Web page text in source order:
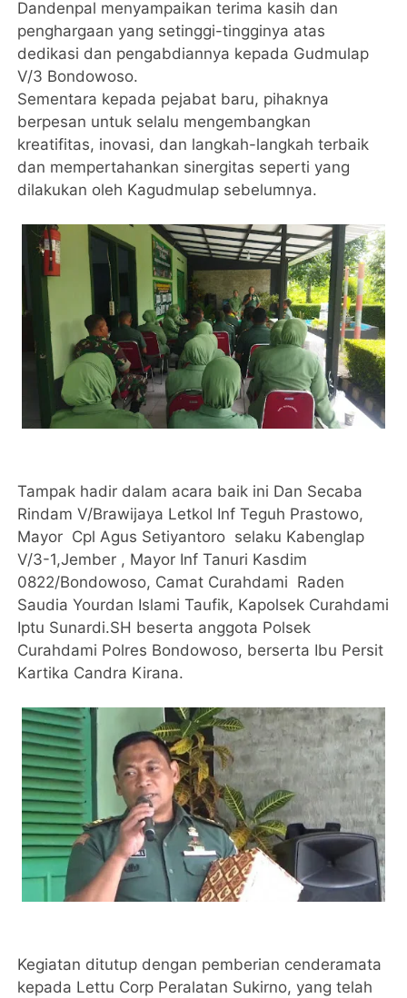
Dandenpal menyampaikan terima kasih dan
penghargaan yang setinggi-tingginya atas
dedikasi dan pengabdiannya kepada Gudmulap
V/3 Bondowoso.
Sementara kepada pejabat baru, pihaknya
berpesan untuk selalu mengembangkan
kreatifitas, inovasi, dan langkah-langkah terbaik
dan mempertahankan sinergitas seperti yang
dilakukan oleh Kagudmulap sebelumnya.
Tampak hadir dalam acara baik ini Dan Secaba
Rindam V/Brawijaya Letkol Inf Teguh Prastowo,
Mayor Cpl Agus Setiyantoro selaku Kabenglap
V/3-1,Jember , Mayor Inf Tanuri Kasdim
0822/Bondowoso, Camat Curahdami Raden
Saudia Yourdan Islami Taufik, Kapolsek Curahdami
Iptu Sunardi.SH beserta anggota Polsek
Curahdami Polres Bondowoso, berserta Ibu Persit
Kartika Candra Kirana.
Kegiatan ditutup dengan pemberian cenderamata
kepada Lettu Corp Peralatan Sukirno, yang telah